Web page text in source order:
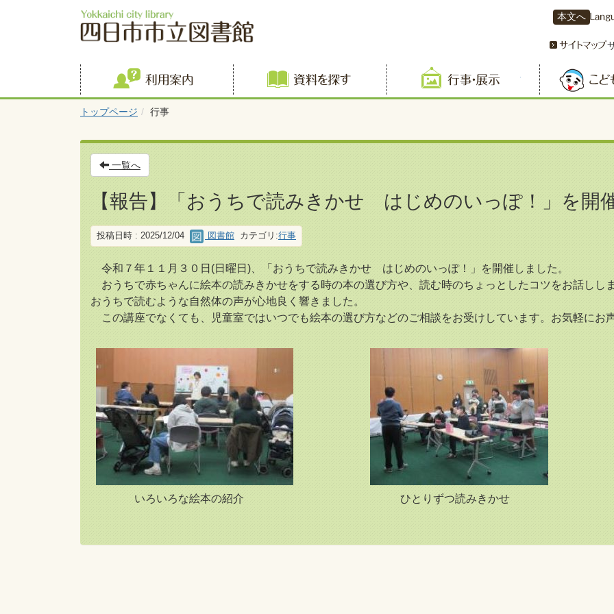
本文へ
利用案内 資料を探す 行事・展示
トップページ 行事
一覧へ
【報告】「おうちで読みきかせ はじめのいっぽ！」を開
投稿日時 : 2025/12/04 図書館 カテゴリ:行事
令和７年１１月３０日(日曜日)、「おうちで読みきかせ はじめのいっぽ！」を開催しました。
おうちで赤ちゃんに絵本の読みきかせをする時の本の選び方や、読む時のちょっとしたコツをお話しし
おうちで読むような自然体の声が心地良く響きました。
この講座でなくても、児童室ではいつでも絵本の選び方などのご相談をお受けしています。お気軽にお
いろいろな絵本の紹介 ひとりずつ読みきかせ